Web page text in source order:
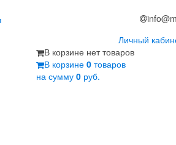
Личный
В корзине нет товаров
В корзине 0 товаров
на сумму 0 руб.